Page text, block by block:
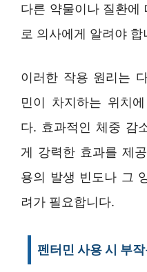
다른 약물이나 질환에
로 의사에게 알려야 합
이러한 작용 원리는
민이 차지하는 위치
다. 효과적인 체중 감
게 강력한 효과를 제
용의 발생 빈도나 그
려가 필요합니다.
펜터민 사용 시 부